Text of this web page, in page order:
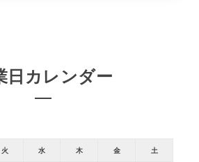
日カレンダー
火 水 木 金 土